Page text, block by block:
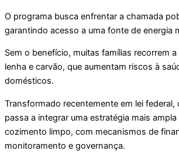
O programa busca enfrentar a chamada
garantindo acesso a uma fonte de energia
Sem o benefício, muitas famílias recorrem
lenha e carvão, que aumentam riscos à
domésticos.
Transformado recentemente em lei federal,
passa a integrar uma estratégia mais
cozimento limpo, com mecanismos de
monitoramento e governança.